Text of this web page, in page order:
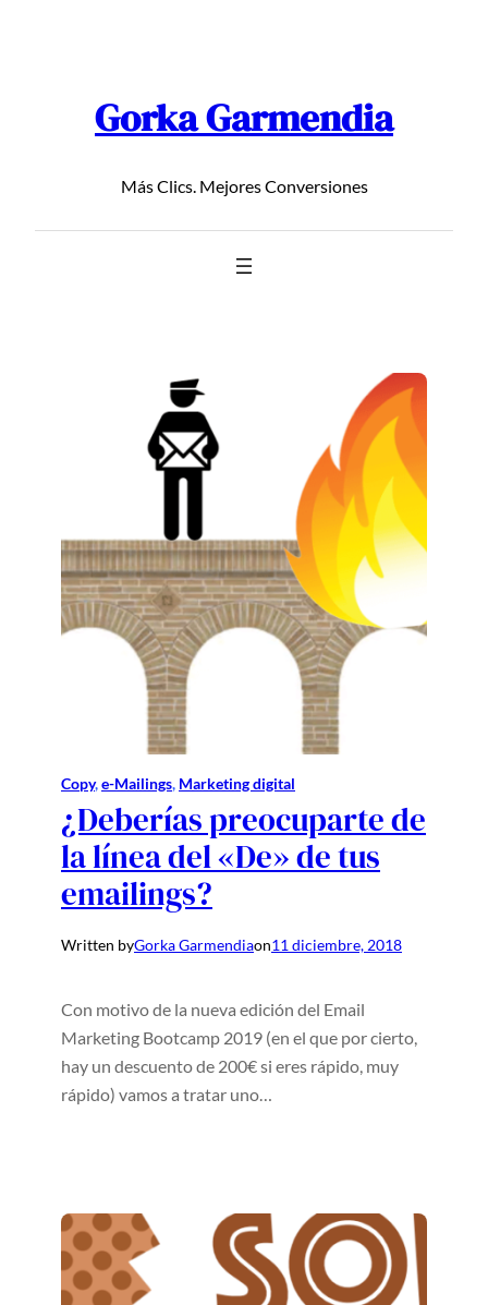
Gorka Garmendia
Más Clics. Mejores Conversiones
Copy, e-Mailings, Marketing digital
¿Deberías preocuparte de
la línea del «De» de tus
emailings?
Written byGorka Garmendiaon11 diciembre, 2018
Con motivo de la nueva edición del Email
Marketing Bootcamp 2019 (en el que por cierto,
hay un descuento de 200€ si eres rápido, muy
rápido) vamos a tratar uno…